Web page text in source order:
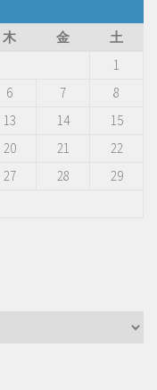
木 金
土
1
6 7
8
13 14
15
20 21
22
27 28
29